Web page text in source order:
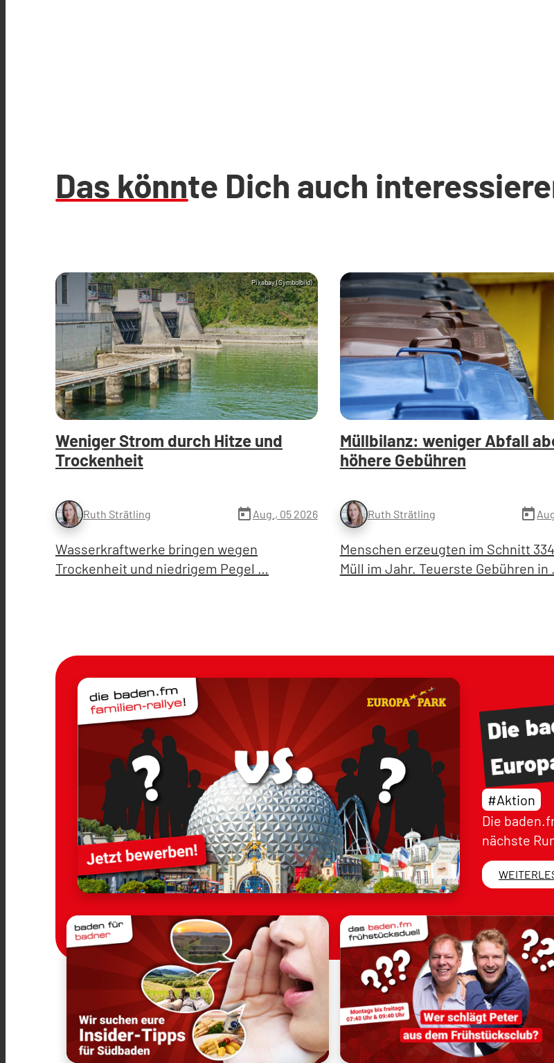
Das könnte Dich auch
Pixabay (Symbolbild)
Weniger Strom durch Hitze und
Trockenheit
Ruth Strätling today Aug., 05 2026
Wasserkraftwerke bringen wegen
Trockenheit und niedrigem Pegel …
Müllbilanz: weniger Abfall
höhere Gebühren
Ruth Strätling today
Menschen erzeugten im Schnitt
Müll im Jahr. Teuerste Gebühren in
Die
#Aktion
Die
nächste